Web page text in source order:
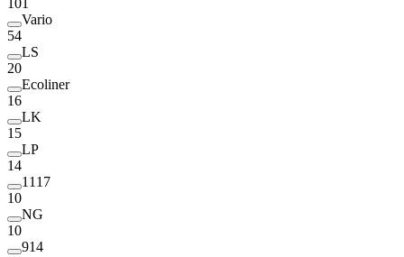
Vario
54
LS
20
Ecoliner
16
LK
15
LP
14
1117
10
NG
10
914